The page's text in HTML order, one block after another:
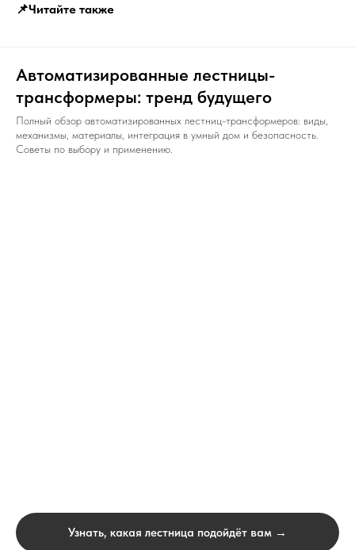
📌Читайте также
Автоматизированные лестницы-
трансформеры: тренд будущего
Полный обзор автоматизированных лестниц-трансформеров: виды,
механизмы, материалы, интеграция в умный дом и безопасность.
Советы по выбору и применению.
Узнать, какая лестница подойдёт вам →